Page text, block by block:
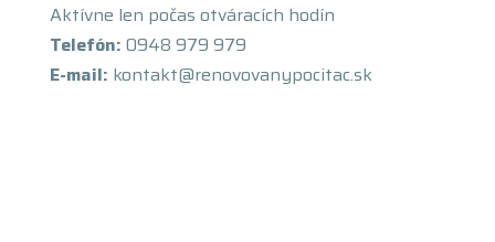
Aktívne len počas otváracích hodín
Telefón: 0948 979 979
E-mail: kontakt@renovovanypocitac.sk